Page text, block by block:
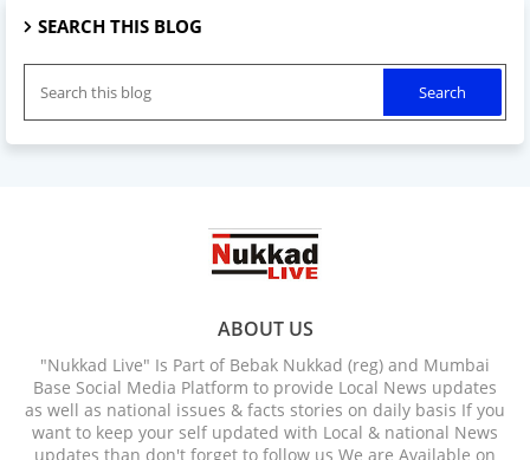
SEARCH THIS BLOG
ABOUT US
"Nukkad Live" Is Part of Bebak Nukkad (reg) and Mumbai
Base Social Media Platform to provide Local News updates
as well as national issues & facts stories on daily basis If you
want to keep your self updated with Local & national News
updates than don't forget to follow us We are Available on